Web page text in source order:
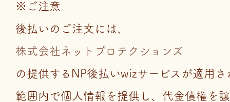
※ご注意
後払いのご注文には、
株式会社ネットプロテクションズ
の提供するNP後払いwizサービスが適用
範囲内で個人情報を提供し、代金債権を